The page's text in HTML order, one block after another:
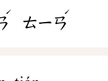
ˊ
ㄊㄧㄢ
ˊ